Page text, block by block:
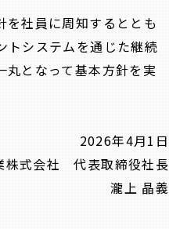
を社員に周知するととも
トシステムを通じた継続
丸となって基本方針を実
2026年4月1日
株式会社 代表取締役社長
瀧上 晶義